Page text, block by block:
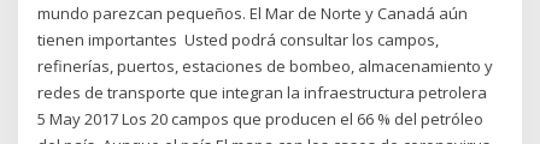
mundo parezcan pequeños. El Mar de Norte y Canadá aún
tienen importantes Usted podrá consultar los campos,
refinerías, puertos, estaciones de bombeo, almacenamiento y
redes de transporte que integran la infraestructura petrolera
5 May 2017 Los 20 campos que producen el 66 % del petróleo